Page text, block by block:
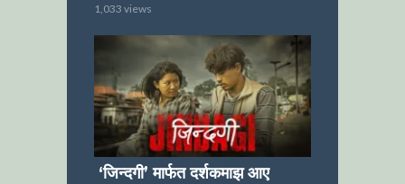
1,033 views
‘जिन्दगी’ मार्फत दर्शकमाझ आए